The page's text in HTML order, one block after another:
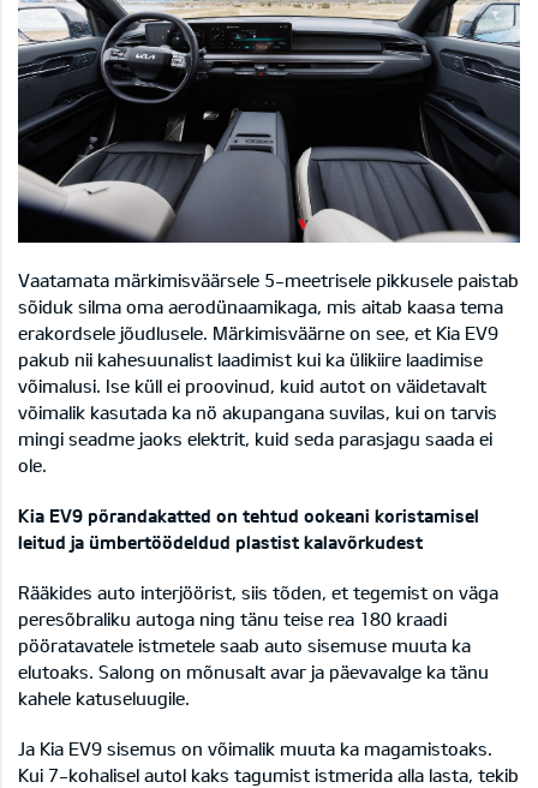
Vaatamata märkimisväärsele 5-meetrisele pikkusele paistab
sõiduk silma oma aerodünaamikaga, mis aitab kaasa tema
erakordsele jõudlusele. Märkimisväärne on see, et Kia EV9
pakub nii kahesuunalist laadimist kui ka ülikiire laadimise
võimalusi. Ise küll ei proovinud, kuid autot on väidetavalt
võimalik kasutada ka nö akupangana suvilas, kui on tarvis
mingi seadme jaoks elektrit, kuid seda parasjagu saada ei
ole.
Kia EV9 põrandakatted on tehtud ookeani koristamisel
leitud ja ümbertöödeldud plastist kalavõrkudest
Rääkides auto interjöörist, siis tõden, et tegemist on väga
peresõbraliku autoga ning tänu teise rea 180 kraadi
pööratavatele istmetele saab auto sisemuse muuta ka
elutoaks. Salong on mõnusalt avar ja päevavalge ka tänu
kahele katuseluugile.
Ja Kia EV9 sisemus on võimalik muuta ka magamistoaks.
Kui 7-kohalisel autol kaks tagumist istmerida alla lasta, tekib